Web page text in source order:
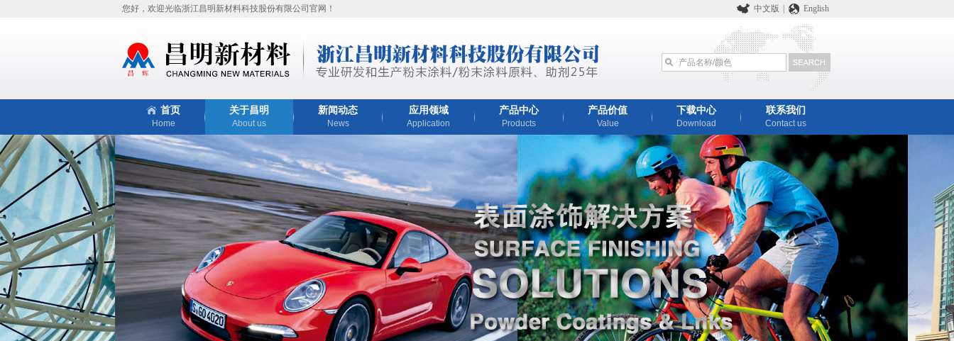
您好，欢迎光临浙江昌明新材料科技股份有限公司官网！ 中文版 English
首页
Home
关于昌明
About us
新闻动态
News
应用领域
Application
产品中心
Products
产品价值
Value
下载中心
Download
联系我们
Contact us